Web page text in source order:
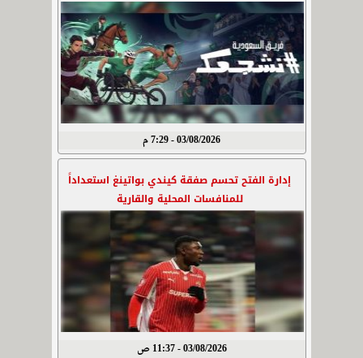
03/08/2026 - 7:29 م
إدارة الفتح تحسم صفقة كيندي بواتينغ استعداداً
للمنافسات المحلية والقارية
03/08/2026 - 11:37 ص